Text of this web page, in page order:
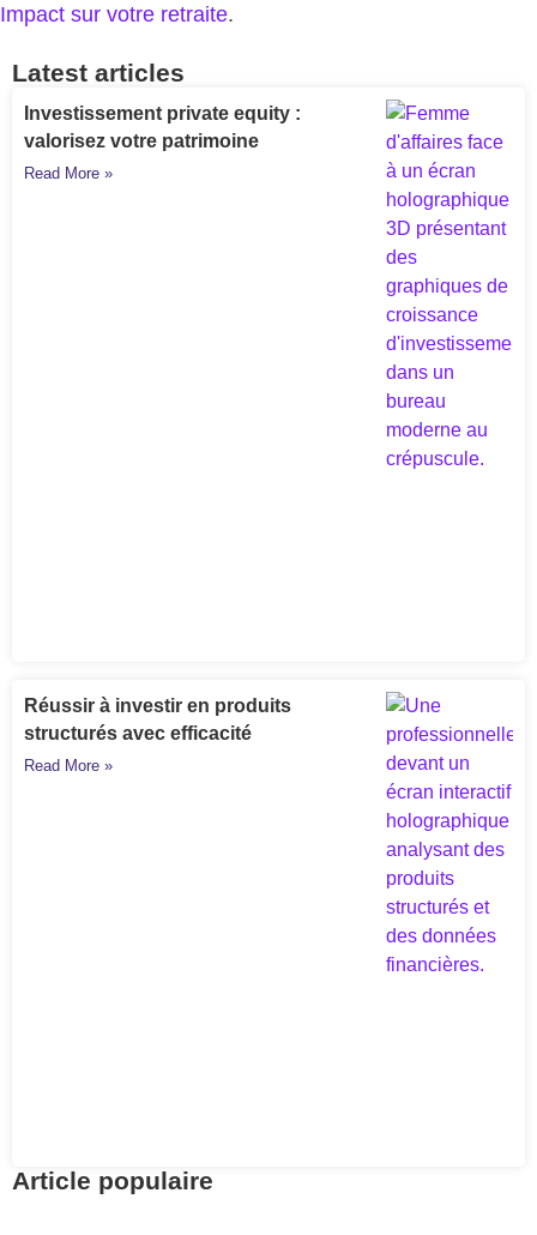
Impact sur votre retraite.
Latest articles
Investissement private equity :
valorisez votre patrimoine
Read More »
Réussir à investir en produits
structurés avec efficacité
Read More »
Article populaire